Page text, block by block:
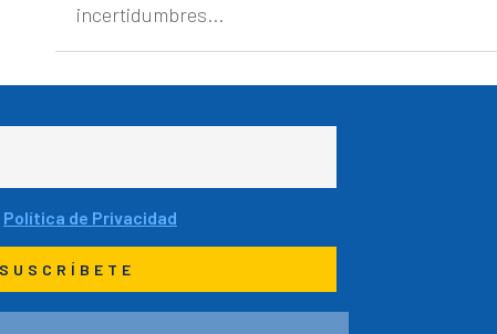
incertidumbres...
Política de Privacidad